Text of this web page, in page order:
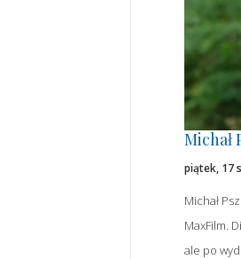
Michał
piątek, 17
Michał
MaxFilm.
ale po